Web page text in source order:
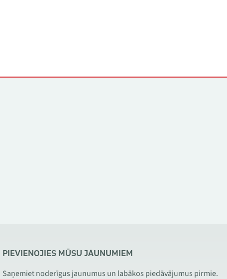
PIEVIENOJIES MŪSU JAUNUMIEM
Saņemiet noderīgus jaunumus un labākos piedāvājumus pirmie.